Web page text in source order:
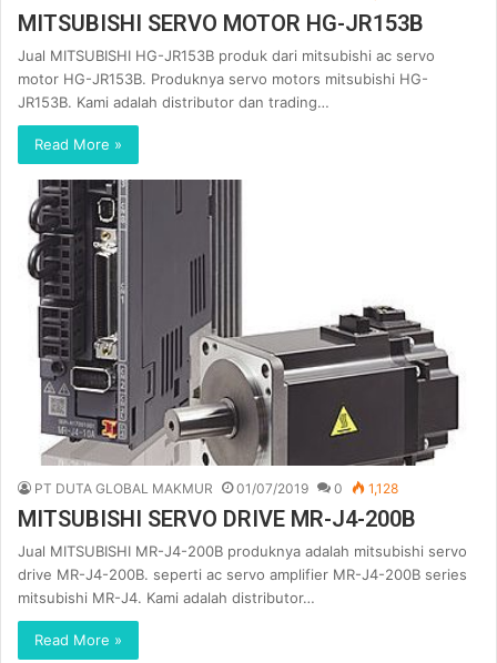
MITSUBISHI SERVO MOTOR HG-JR153B
Jual MITSUBISHI HG-JR153B produk dari mitsubishi ac servo
motor HG-JR153B. Produknya servo motors mitsubishi HG-
JR153B. Kami adalah distributor dan trading…
Read More »
PT DUTA GLOBAL MAKMUR 01/07/2019 0 1,128
MITSUBISHI SERVO DRIVE MR-J4-200B
Jual MITSUBISHI MR-J4-200B produknya adalah mitsubishi servo
drive MR-J4-200B. seperti ac servo amplifier MR-J4-200B series
mitsubishi MR-J4. Kami adalah distributor…
Read More »